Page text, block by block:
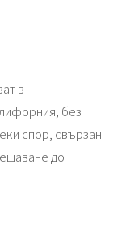
в
без
спор, свързан
до